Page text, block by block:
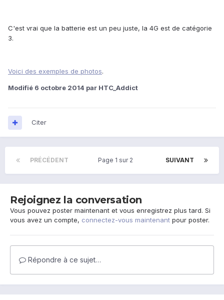
C'est vrai que la batterie est un peu juste, la 4G est de catégorie
3.
Voici des exemples de photos.
Modifié 6 octobre 2014 par HTC_Addict
Citer
PRÉCÉDENT SUIVANT
Page 1 sur 2
Rejoignez la conversation
Vous pouvez poster maintenant et vous enregistrez plus tard. Si
vous avez un compte, connectez-vous maintenant pour poster.
Répondre à ce sujet…